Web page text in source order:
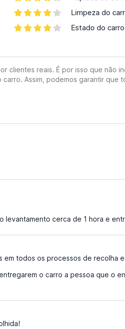
Limpeza do
Estado do carro
reais. É por isso que não
Assim, podemos garantir que
levantamento cerca de 1 hora e
em todos os processos de recolha
o carro a pessoa que o